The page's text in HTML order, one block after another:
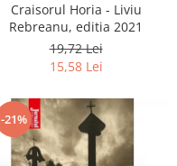
Craisorul Horia - Liviu
Rebreanu, editia 2021
19,72 Lei
15,58 Lei
-21%